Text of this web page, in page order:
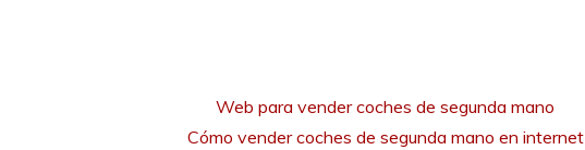
Web para vender coches de segunda mano
Cómo vender coches de segunda mano en internet